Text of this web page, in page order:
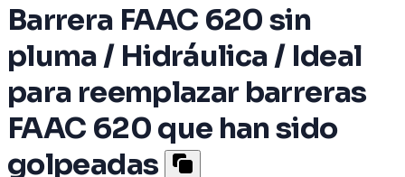
Barrera FAAC 620 sin
pluma / Hidráulica / Ideal
para reemplazar barreras
FAAC 620 que han sido
golpeadas